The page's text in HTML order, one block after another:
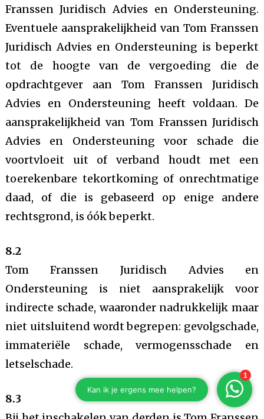
Franssen Juridisch Advies en Ondersteuning.
Eventuele aansprakelijkheid van Tom Franssen
Juridisch Advies en Ondersteuning is beperkt
tot de hoogte van de vergoeding die de
opdrachtgever aan Tom Franssen Juridisch
Advies en Ondersteuning heeft voldaan. De
aansprakelijkheid van Tom Franssen Juridisch
Advies en Ondersteuning voor schade die
voortvloeit uit of verband houdt met een
toerekenbare tekortkoming of onrechtmatige
daad, of die is gebaseerd op enige andere
rechtsgrond, is óók beperkt.
8.2
Tom Franssen Juridisch Advies en
Ondersteuning is niet aansprakelijk voor
indirecte schade, waaronder nadrukkelijk maar
niet uitsluitend wordt begrepen: gevolgschade,
immateriële schade, vermogensschade en
letselschade.
8.3